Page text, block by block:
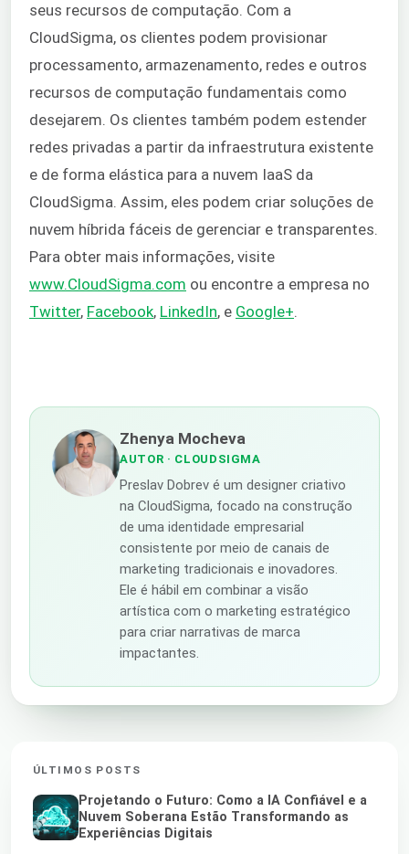
seus recursos de computação. Com a
CloudSigma, os clientes podem provisionar
processamento, armazenamento, redes e outros
recursos de computação fundamentais como
desejarem. Os clientes também podem estender
redes privadas a partir da infraestrutura existente
e de forma elástica para a nuvem IaaS da
CloudSigma. Assim, eles podem criar soluções de
nuvem híbrida fáceis de gerenciar e transparentes.
Para obter mais informações, visite
www.CloudSigma.com ou encontre a empresa no
Twitter, Facebook, LinkedIn, e Google+.
Zhenya Mocheva
AUTOR · CLOUDSIGMA
Preslav Dobrev é um designer criativo
na CloudSigma, focado na construção
de uma identidade empresarial
consistente por meio de canais de
marketing tradicionais e inovadores.
Ele é hábil em combinar a visão
artística com o marketing estratégico
para criar narrativas de marca
impactantes.
ÚLTIMOS POSTS
Projetando o Futuro: Como a IA Confiável e a
Nuvem Soberana Estão Transformando as
Experiências Digitais